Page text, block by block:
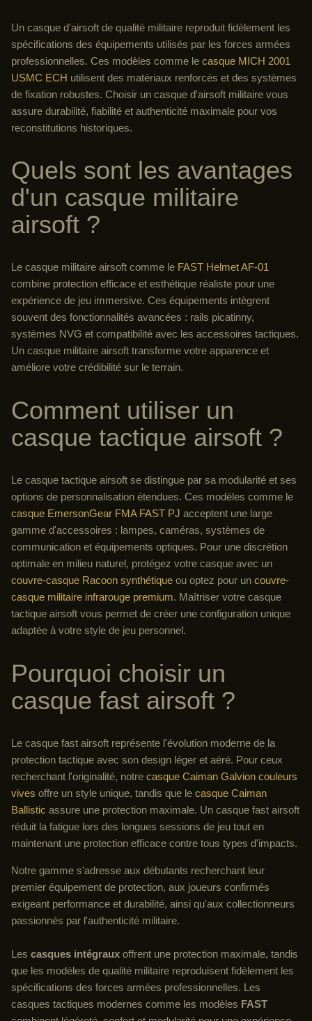
Un casque d'airsoft de qualité militaire reproduit fidèlement les
spécifications des équipements utilisés par les forces armées
professionnelles. Ces modèles comme le casque MICH 2001
USMC ECH utilisent des matériaux renforcés et des systèmes
de fixation robustes. Choisir un casque d'airsoft militaire vous
assure durabilité, fiabilité et authenticité maximale pour vos
reconstitutions historiques.
Quels sont les avantages
d'un casque militaire
airsoft ?
Le casque militaire airsoft comme le FAST Helmet AF-01
combine protection efficace et esthétique réaliste pour une
expérience de jeu immersive. Ces équipements intègrent
souvent des fonctionnalités avancées : rails picatinny,
systèmes NVG et compatibilité avec les accessoires tactiques.
Un casque militaire airsoft transforme votre apparence et
améliore votre crédibilité sur le terrain.
Comment utiliser un
casque tactique airsoft ?
Le casque tactique airsoft se distingue par sa modularité et ses
options de personnalisation étendues. Ces modèles comme le
casque EmersonGear FMA FAST PJ acceptent une large
gamme d'accessoires : lampes, caméras, systèmes de
communication et équipements optiques. Pour une discrétion
optimale en milieu naturel, protégez votre casque avec un
couvre-casque Racoon synthétique ou optez pour un couvre-
casque militaire infrarouge premium. Maîtriser votre casque
tactique airsoft vous permet de créer une configuration unique
adaptée à votre style de jeu personnel.
Pourquoi choisir un
casque fast airsoft ?
Le casque fast airsoft représente l'évolution moderne de la
protection tactique avec son design léger et aéré. Pour ceux
recherchant l'originalité, notre casque Caiman Galvion couleurs
vives offre un style unique, tandis que le casque Caiman
Ballistic assure une protection maximale. Un casque fast airsoft
réduit la fatigue lors des longues sessions de jeu tout en
maintenant une protection efficace contre tous types d'impacts.
Notre gamme s'adresse aux débutants recherchant leur
premier équipement de protection, aux joueurs confirmés
exigeant performance et durabilité, ainsi qu'aux collectionneurs
passionnés par l'authenticité militaire.
Les casques intégraux offrent une protection maximale, tandis
que les modèles de qualité militaire reproduisent fidèlement les
spécifications des forces armées professionnelles. Les
casques tactiques modernes comme les modèles FAST